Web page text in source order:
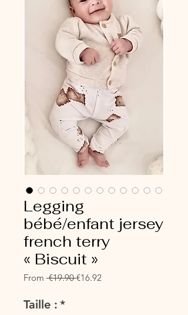
Legging
bébé/enfant jersey
french terry
« Biscuit »
From €19.90 Regular
€16.92
Taille : *